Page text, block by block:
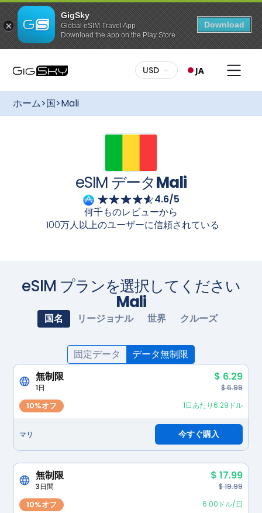
GigSky
Global eSIM Travel App
Download the app on the Play Store
Download
このプランを購入するには
豊富なプラン：
あなたにぴったりのプランをお選びくださ
い。データ量制限付きプランでも、無制限プランでも、
なら、ローミング料金を気にせず、快適にインターネット
に接続できます
ータプランをご購入後、GigSkyアプリからeSIMを入手す
柔軟なアクティベーション：
ご旅行の計画はお早めに！ご
旅行前にデータプランを購入し、eSIMをインストールして
ください。ご到着後、eSIMの電源を入れると自動的にアク
ティベートされます。シームレスな接続をお楽しみくださ
無料のグローバルデータプラン
最大3GBのデータ通信 / 175カ国以上で利用可能
特定の国・地域向けのデータ使い放題プラン
USD JA
ホーム>国>Mali
eSIM データMali
4.6/5
何千ものレビューから
100万人以上のユーザーに信頼されている
eSIM プランを選択してください
Mali
国名 リージョナル 世界 クルーズ
固定データ
データ無制限
無制限
$ 6.29
1日 $ 6.99
10%オフ 1日あたり6.29ドル
マリ 今すぐ購入
無制限 $ 17.99
3日間 $ 19.99
10%オフ 6.00ドル/日